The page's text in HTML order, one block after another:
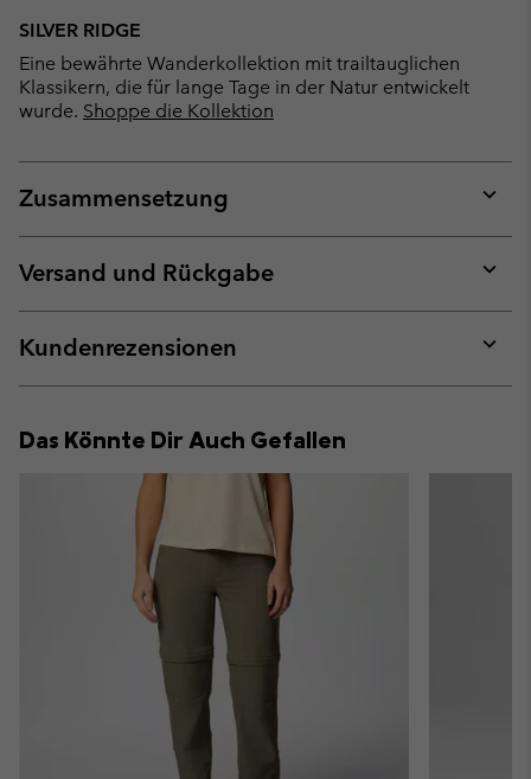
SILVER RIDGE
Eine bewährte Wanderkollektion mit trailtauglichen
Klassikern, die für lange Tage in der Natur entwickelt
wurde. Shoppe die Kollektion
Zusammensetzung
or
Versand und Rückgabe
or
Kundenrezensionen
or
Das Könnte Dir Auch Gefallen